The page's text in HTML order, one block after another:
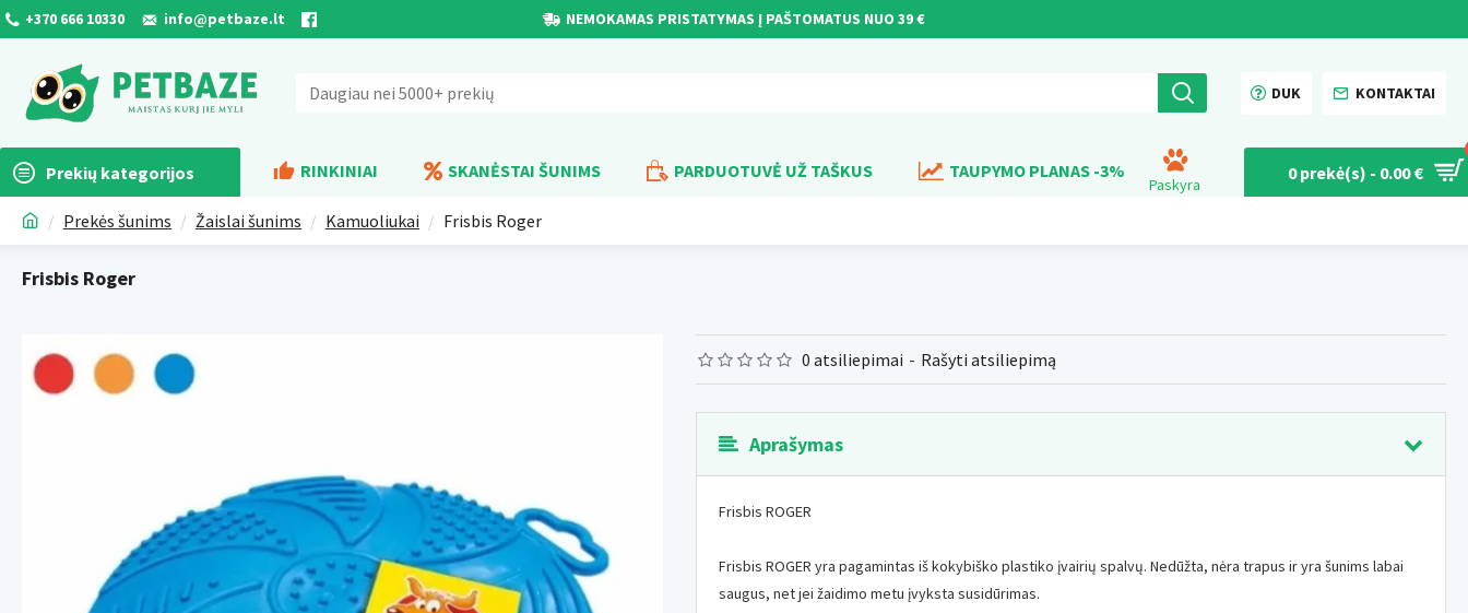
+370 666 10330 info@petbaze.lt NEMOKAMAS PRISTATYMAS Į PAŠTOMATUS NUO 39 €
DUK KONTAKTAI
Prekių kategorijos RINKINIAI SKANĖSTAI ŠUNIMS PARDUOTUVĖ UŽ TAŠKUS TAUPYMO PLANAS -3%
Paskyra
0 prekė(s) - 0.00 €
Prekės šunims Žaislai šunims Kamuoliukai Frisbis Roger
Frisbis Roger
0 atsiliepimai - Rašyti atsiliepimą
Aprašymas
Frisbis ROGER
Frisbis ROGER yra pagamintas iš kokybiško plastiko įvairių spalvų. Nedūžta, nėra trapus ir yra šunims labai
saugus, net jei žaidimo metu įvyksta susidūrimas.